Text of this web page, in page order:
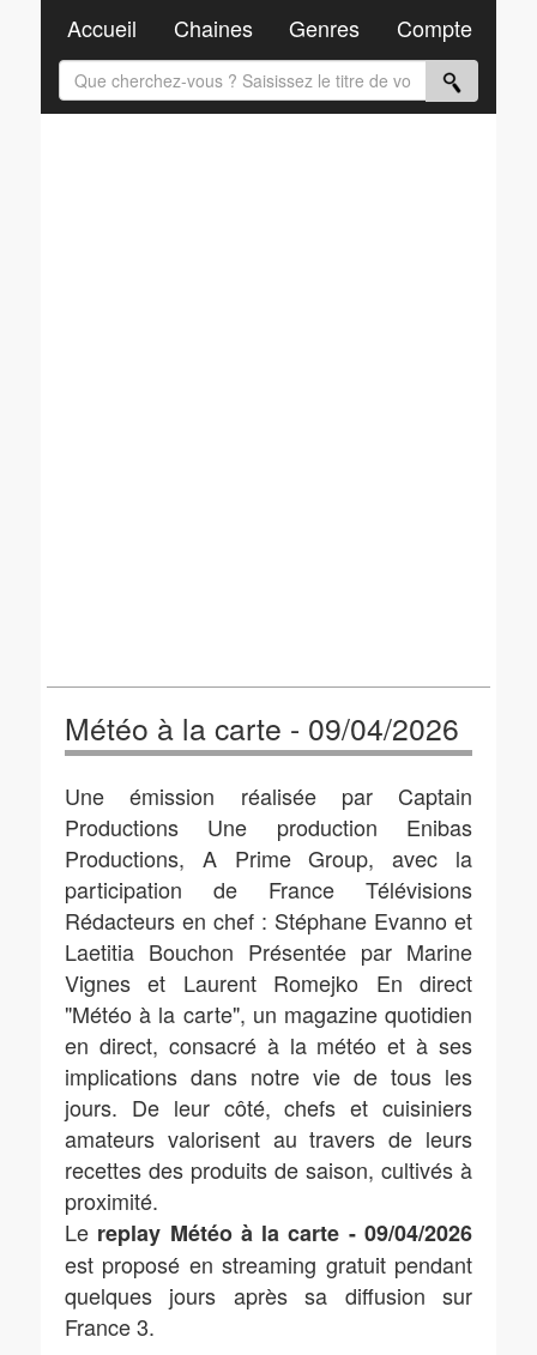
Météo à la carte - 09/04/2026
Une émission réalisée par Captain
Productions Une production Enibas
Productions, A Prime Group, avec la
participation de France Télévisions
Rédacteurs en chef : Stéphane Evanno et
Laetitia Bouchon Présentée par Marine
Vignes et Laurent Romejko En direct
"Météo à la carte", un magazine quotidien
en direct, consacré à la météo et à ses
implications dans notre vie de tous les
jours. De leur côté, chefs et cuisiniers
amateurs valorisent au travers de leurs
recettes des produits de saison, cultivés à
proximité.
Le replay Météo à la carte - 09/04/2026
est proposé en streaming gratuit pendant
quelques jours après sa diffusion sur
France 3.
Accueil Chaines Genres Compte